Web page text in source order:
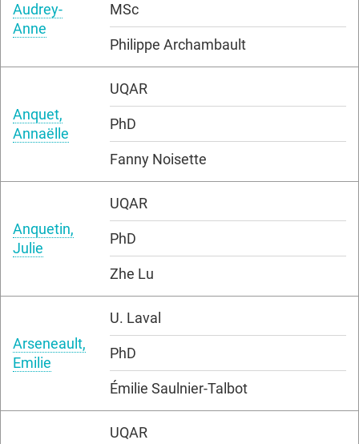
Audrey-
Anne
MSc
Philippe Archambault
Anquet,
Annaëlle
UQAR
PhD
Fanny Noisette
Anquetin,
Julie
UQAR
PhD
Zhe Lu
Arseneault,
Emilie
U. Laval
PhD
Émilie Saulnier-Talbot
UQAR